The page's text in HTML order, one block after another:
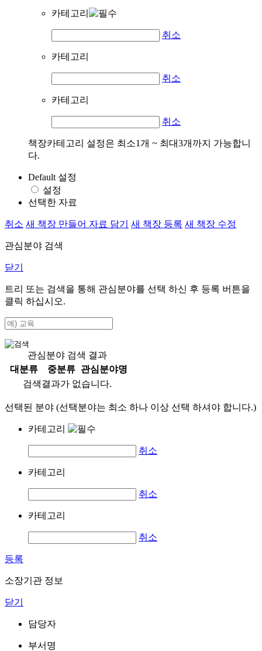
카테고리
취소
카테고리
취소
카테고리
취소
책장카테고리 설정은 최소1개 ~ 최대3개까지 가능합니
다.
Default 설정
설정
선택한 자료
취소 새 책장 만들어 자료 담기 새 책장 등록 새 책장 수정
관심분야 검색
닫기
트리 또는 검색을 통해 관심분야를 선택 하신 후 등록 버튼을
클릭 하십시오.
관심분야 검색 결과
대분류
중분류
관심분야명
검색결과가 없습니다.
선택된 분야 (선택분야는 최소 하나 이상 선택 하셔야 합니다.)
카테고리
취소
카테고리
취소
카테고리
취소
등록
소장기관 정보
닫기
담당자
부서명